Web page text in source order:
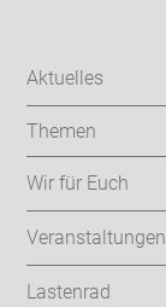
Aktuelles
Themen
Wir für Euch
Veranstaltungen
Lastenrad